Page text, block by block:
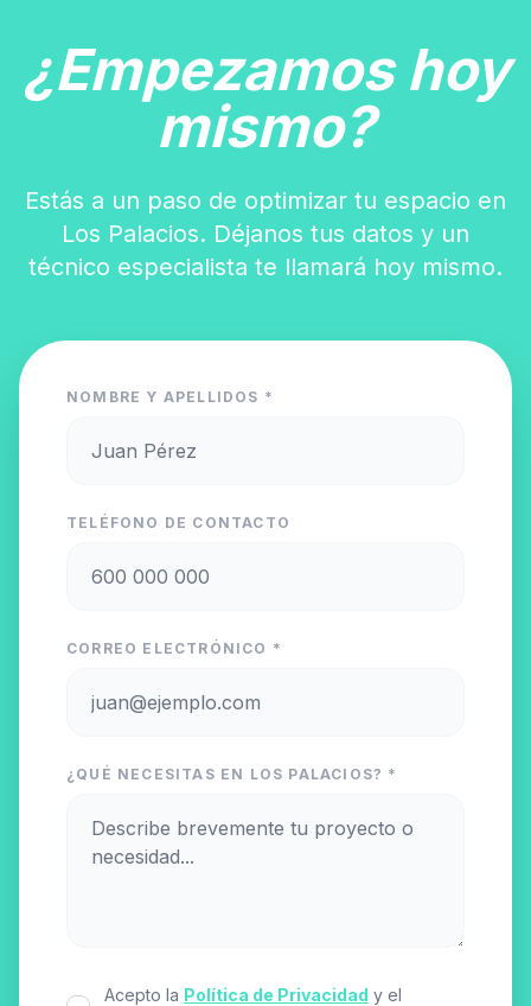
¿Empezamos hoy
mismo?
Estás a un paso de optimizar tu espacio en
Los Palacios. Déjanos tus datos y un
técnico especialista te llamará hoy mismo.
NOMBRE Y APELLIDOS *
TELÉFONO DE CONTACTO
CORREO ELECTRÓNICO *
¿QUÉ NECESITAS EN LOS PALACIOS? *
Acepto la Política de Privacidad y el